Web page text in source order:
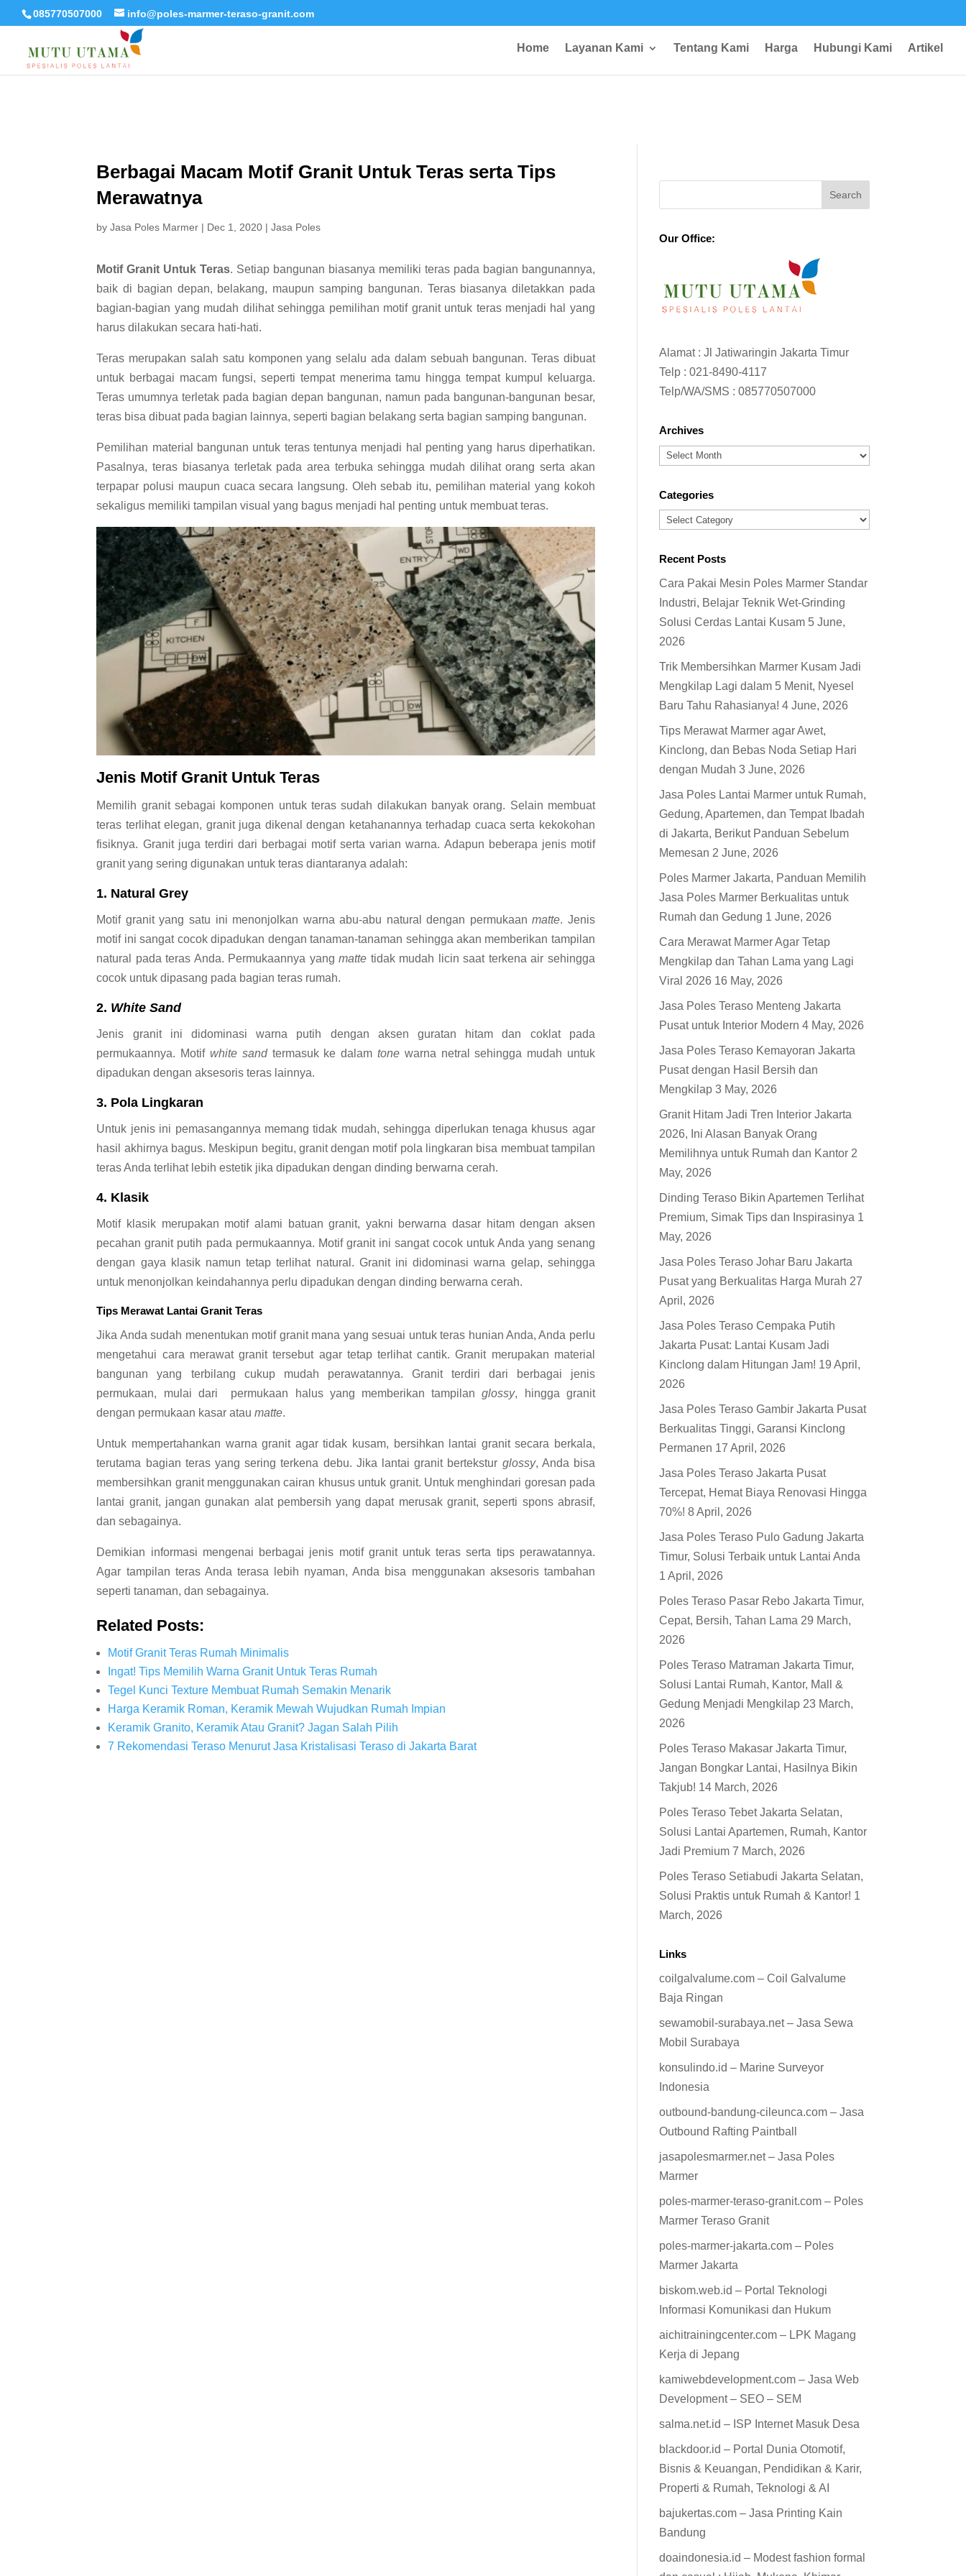
085770507000 info@poles-marmer-teraso-granit.com
Home Layanan Kami Tentang Kami Harga Hubungi Kami Artikel
Berbagai Macam Motif Granit Untuk Teras serta Tips
Merawatnya
byJasa Poles Marmer | Dec 1, 2020 |Jasa Poles
Motif Granit Untuk Teras. Setiap bangunan biasanya memiliki teras pada bagian bangunannya,
baik di bagian depan, belakang, maupun samping bangunan. Teras biasanya diletakkan pada
bagian-bagian yang mudah dilihat sehingga pemilihan motif granit untuk teras menjadi hal yang
harus dilakukan secara hati-hati.
Teras merupakan salah satu komponen yang selalu ada dalam sebuah bangunan. Teras dibuat
untuk berbagai macam fungsi, seperti tempat menerima tamu hingga tempat kumpul keluarga.
Teras umumnya terletak pada bagian depan bangunan, namun pada bangunan-bangunan besar,
teras bisa dibuat pada bagian lainnya, seperti bagian belakang serta bagian samping bangunan.
Pemilihan material bangunan untuk teras tentunya menjadi hal penting yang harus diperhatikan.
Pasalnya, teras biasanya terletak pada area terbuka sehingga mudah dilihat orang serta akan
terpapar polusi maupun cuaca secara langsung. Oleh sebab itu, pemilihan material yang kokoh
sekaligus memiliki tampilan visual yang bagus menjadi hal penting untuk membuat teras.
Jenis Motif Granit Untuk Teras
Memilih granit sebagai komponen untuk teras sudah dilakukan banyak orang. Selain membuat
teras terlihat elegan, granit juga dikenal dengan ketahanannya terhadap cuaca serta kekokohan
fisiknya. Granit juga terdiri dari berbagai motif serta varian warna. Adapun beberapa jenis motif
granit yang sering digunakan untuk teras diantaranya adalah:
1. Natural Grey
Motif granit yang satu ini menonjolkan warna abu-abu natural dengan permukaanmatte. Jenis
motif ini sangat cocok dipadukan dengan tanaman-tanaman sehingga akan memberikan tampilan
natural pada teras Anda. Permukaannya yangmatte tidak mudah licin saat terkena air sehingga
cocok untuk dipasang pada bagian teras rumah.
2. White Sand
Jenis granit ini didominasi warna putih dengan aksen guratan hitam dan coklat pada
permukaannya. Motif white sandtermasuk ke dalam tonewarna netral sehingga mudah untuk
dipadukan dengan aksesoris teras lainnya.
3. Pola Lingkaran
Untuk jenis ini pemasangannya memang tidak mudah, sehingga diperlukan tenaga khusus agar
hasil akhirnya bagus. Meskipun begitu, granit dengan motif pola lingkaran bisa membuat tampilan
teras Anda terlihat lebih estetik jika dipadukan dengan dinding berwarna cerah.
4. Klasik
Motif klasik merupakan motif alami batuan granit, yakni berwarna dasar hitam dengan aksen
pecahan granit putih pada permukaannya. Motif granit ini sangat cocok untuk Anda yang senang
dengan gaya klasik namun tetap terlihat natural. Granit ini didominasi warna gelap, sehingga
untuk menonjolkan keindahannya perlu dipadukan dengan dinding berwarna cerah.
Tips Merawat Lantai Granit Teras
Jika Anda sudah menentukan motif granit mana yang sesuai untuk teras hunian Anda, Anda perlu
mengetahui cara merawat granit tersebut agar tetap terlihat cantik. Granit merupakan material
bangunan yang terbilang cukup mudah perawatannya. Granit terdiri dari berbagai jenis
permukaan, mulai dari permukaan halus yang memberikan tampilanglossy, hingga granit
dengan permukaan kasar ataumatte.
Untuk mempertahankan warna granit agar tidak kusam, bersihkan lantai granit secara berkala,
terutama bagian teras yang sering terkena debu. Jika lantai granit bertekstur glossy, Anda bisa
membersihkan granit menggunakan cairan khusus untuk granit. Untuk menghindari goresan pada
lantai granit, jangan gunakan alat pembersih yang dapat merusak granit, seperti spons abrasif,
dan sebagainya.
Demikian informasi mengenai berbagai jenis motif granit untuk teras serta tips perawatannya.
Agar tampilan teras Anda terasa lebih nyaman, Anda bisa menggunakan aksesoris tambahan
seperti tanaman, dan sebagainya.
Related Posts:
Motif Granit Teras Rumah Minimalis
Ingat! Tips Memilih Warna Granit Untuk Teras Rumah
Tegel Kunci Texture Membuat Rumah Semakin Menarik
Harga Keramik Roman, Keramik Mewah Wujudkan Rumah Impian
Keramik Granito, Keramik Atau Granit? Jagan Salah Pilih
7 Rekomendasi Teraso Menurut Jasa Kristalisasi Teraso di Jakarta Barat
Our Office:
Alamat : Jl Jatiwaringin Jakarta Timur
Telp :021-8490-4117
Telp/WA/SMS :085770507000
Archives
Archives
Categories
Categories
Recent Posts
Cara Pakai Mesin Poles Marmer Standar
Industri, Belajar Teknik Wet-Grinding
Solusi Cerdas Lantai Kusam 5 June,
2026
Trik Membersihkan Marmer Kusam Jadi
Mengkilap Lagi dalam 5 Menit, Nyesel
Baru Tahu Rahasianya! 4 June, 2026
Tips Merawat Marmer agar Awet,
Kinclong, dan Bebas Noda Setiap Hari
dengan Mudah 3 June, 2026
Jasa Poles Lantai Marmer untuk Rumah,
Gedung, Apartemen, dan Tempat Ibadah
di Jakarta, Berikut Panduan Sebelum
Memesan 2 June, 2026
Poles Marmer Jakarta, Panduan Memilih
Jasa Poles Marmer Berkualitas untuk
Rumah dan Gedung 1 June, 2026
Cara Merawat Marmer Agar Tetap
Mengkilap dan Tahan Lama yang Lagi
Viral 2026 16 May, 2026
Jasa Poles Teraso Menteng Jakarta
Pusat untuk Interior Modern 4 May, 2026
Jasa Poles Teraso Kemayoran Jakarta
Pusat dengan Hasil Bersih dan
Mengkilap 3 May, 2026
Granit Hitam Jadi Tren Interior Jakarta
2026, Ini Alasan Banyak Orang
Memilihnya untuk Rumah dan Kantor 2
May, 2026
Dinding Teraso Bikin Apartemen Terlihat
Premium, Simak Tips dan Inspirasinya 1
May, 2026
Jasa Poles Teraso Johar Baru Jakarta
Pusat yang Berkualitas Harga Murah 27
April, 2026
Jasa Poles Teraso Cempaka Putih
Jakarta Pusat: Lantai Kusam Jadi
Kinclong dalam Hitungan Jam! 19 April,
2026
Jasa Poles Teraso Gambir Jakarta Pusat
Berkualitas Tinggi, Garansi Kinclong
Permanen 17 April, 2026
Jasa Poles Teraso Jakarta Pusat
Tercepat, Hemat Biaya Renovasi Hingga
70%! 8 April, 2026
Jasa Poles Teraso Pulo Gadung Jakarta
Timur, Solusi Terbaik untuk Lantai Anda
1 April, 2026
Poles Teraso Pasar Rebo Jakarta Timur,
Cepat, Bersih, Tahan Lama 29 March,
2026
Poles Teraso Matraman Jakarta Timur,
Solusi Lantai Rumah, Kantor, Mall &
Gedung Menjadi Mengkilap 23 March,
2026
Poles Teraso Makasar Jakarta Timur,
Jangan Bongkar Lantai, Hasilnya Bikin
Takjub! 14 March, 2026
Poles Teraso Tebet Jakarta Selatan,
Solusi Lantai Apartemen, Rumah, Kantor
Jadi Premium 7 March, 2026
Poles Teraso Setiabudi Jakarta Selatan,
Solusi Praktis untuk Rumah & Kantor! 1
March, 2026
Links
coilgalvalume.com – Coil Galvalume
Baja Ringan
sewamobil-surabaya.net – Jasa Sewa
Mobil Surabaya
konsulindo.id – Marine Surveyor
Indonesia
outbound-bandung-cileunca.com – Jasa
Outbound Rafting Paintball
jasapolesmarmer.net – Jasa Poles
Marmer
poles-marmer-teraso-granit.com – Poles
Marmer Teraso Granit
poles-marmer-jakarta.com – Poles
Marmer Jakarta
biskom.web.id – Portal Teknologi
Informasi Komunikasi dan Hukum
aichitrainingcenter.com – LPK Magang
Kerja di Jepang
kamiwebdevelopment.com – Jasa Web
Development – SEO – SEM
salma.net.id – ISP Internet Masuk Desa
blackdoor.id – Portal Dunia Otomotif,
Bisnis & Keuangan, Pendidikan & Karir,
Properti & Rumah, Teknologi & AI
bajukertas.com – Jasa Printing Kain
Bandung
doaindonesia.id – Modest fashion formal